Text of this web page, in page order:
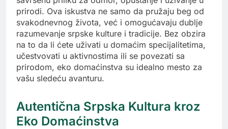
prirodi. Ova iskustva ne samo da pružaju beg od
svakodnevnog života, već i omogućavaju dublje
razumevanje srpske kulture i tradicije. Bez obzira
na to da li ćete uživati u domaćim specijalitetima,
učestvovati u aktivnostima ili se povezati sa
prirodom, eko domaćinstva su idealno mesto za
vašu sledeću avanturu.
Autentična Srpska Kultura kroz
Eko Domaćinstva